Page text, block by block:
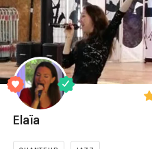
avec
vous
un
moment
musical
privilégié
en
proposant
Elaïa